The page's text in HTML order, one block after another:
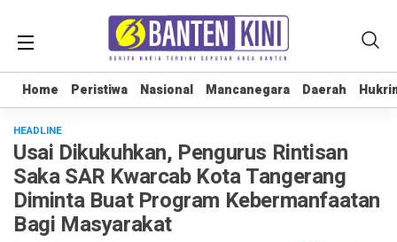
Home Peristiwa Nasional Mancanegara Daerah
Home Peristiwa Nasional Mancanegara Daerah
HEADLINE
Usai Dikukuhkan, Pengurus Rintisan
Saka SAR Kwarcab Kota Tangerang
Diminta Buat Program Kebermanfaatan
Bagi Masyarakat